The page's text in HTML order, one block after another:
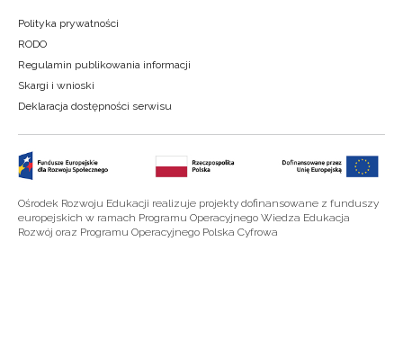
Polityka prywatności
RODO
Regulamin publikowania informacji
Skargi i wnioski
Deklaracja dostępności serwisu
Ośrodek Rozwoju Edukacji realizuje projekty dofinansowane z funduszy
europejskich w ramach Programu Operacyjnego Wiedza Edukacja
Rozwój oraz Programu Operacyjnego Polska Cyfrowa